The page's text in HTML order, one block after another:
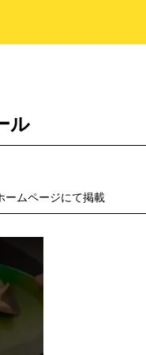
ル
ームページにて掲載